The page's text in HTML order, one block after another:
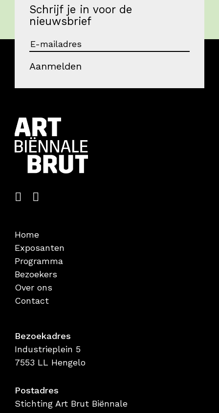
Schrijf je in voor de
nieuwsbrief
Aanmelden
Home
Exposanten
Programma
Bezoekers
Over ons
Contact
Bezoekadres
Industrieplein 5
7553 LL Hengelo
Postadres
Stichting Art Brut Biënnale